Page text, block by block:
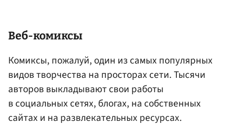
Веб-комиксы
Комиксы, пожалуй, один из самых популярных
видов творчества на просторах сети. Тысячи
авторов выкладывают свои работы
в социальных сетях, блогах, на собственных
сайтах и на развлекательных ресурсах.